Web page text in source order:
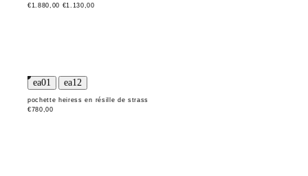
€1.880,00 €1.130,00
pochette heiress en résille de strass
€780,00